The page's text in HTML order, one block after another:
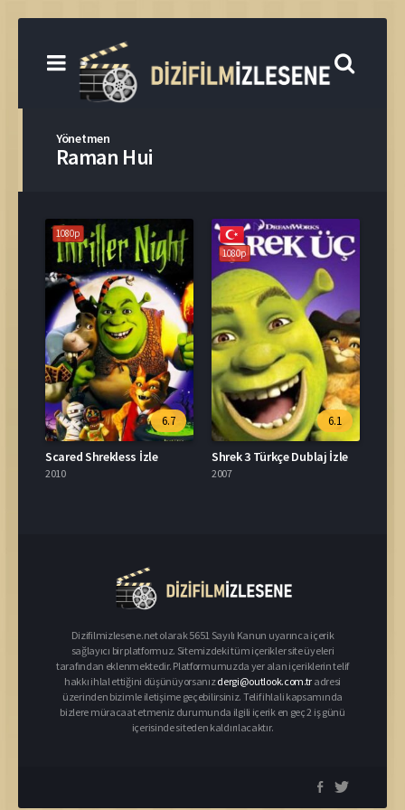
Yönetmen
Raman Hui
1080p
6.7
Scared Shrekless İzle
2010
1080p
6.1
Shrek 3 Türkçe Dublaj İzle
2007
Dizifilmizlesene.net olarak 5651 Sayılı Kanun uyarınca içerik
sağlayıcı bir platformuz. Sitemizdeki tüm içerikler site üyeleri
tarafından eklenmektedir. Platformumuzda yer alan içeriklerin telif
hakkı ihlal ettiğini düşünüyorsanızdergi@outlook.com.tr adresi
üzerinden bizimle iletişime geçebilirsiniz. Telif ihlali kapsamında
bizlere müracaat etmeniz durumunda ilgili içerik en geç 2 iş günü
içerisinde siteden kaldırılacaktır.